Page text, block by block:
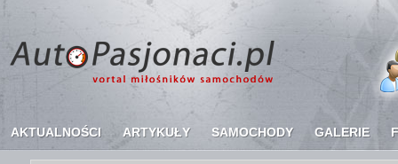
AKTUALNOŚCI ARTYKUŁY SAMOCHODY GALERIE